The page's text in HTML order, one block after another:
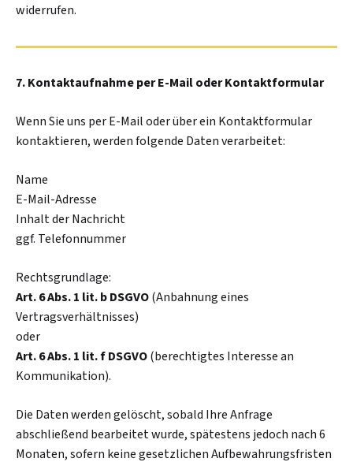
widerrufen.
7. Kontaktaufnahme per E-Mail oder Kontaktformular
Wenn Sie uns per E-Mail oder über ein Kontaktformular
kontaktieren, werden folgende Daten verarbeitet:
Name
E-Mail-Adresse
Inhalt der Nachricht
ggf. Telefonnummer
Rechtsgrundlage:
Art. 6 Abs. 1 lit. b DSGVO(Anbahnung eines
Vertragsverhältnisses)
oder
Art. 6 Abs. 1 lit. f DSGVO(berechtigtes Interesse an
Kommunikation).
Die Daten werden gelöscht, sobald Ihre Anfrage
abschließend bearbeitet wurde, spätestens jedoch nach 6
Monaten, sofern keine gesetzlichen Aufbewahrungsfristen